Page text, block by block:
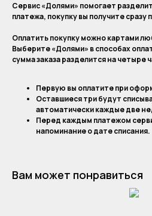
Сервис «Долями» помогает
платежа, покупку вы получите сразу
Оплатить покупку можно картами
Выберите «Долями» в способах
сумма заказа разделится на четыре
Первую вы оплатите при
Оставшиеся три будут
автоматически каждые две
Перед каждым платежом
напоминание о дате списания.
Вам может понравиться